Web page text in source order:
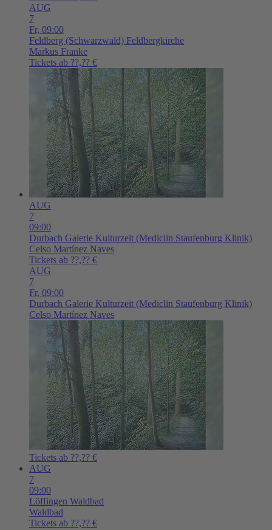
AUG
7
Fr, 09:00
Feldberg (Schwarzwald) Feldbergkirche
Markus Franke
Tickets ab ??,?? €
AUG
7
09:00
Durbach Galerie Kulturzeit (Mediclin Staufenburg Klinik)
Celso Martínez Naves
Tickets ab ??,?? €
AUG
7
Fr, 09:00
Durbach Galerie Kulturzeit (Mediclin Staufenburg Klinik)
Celso Martínez Naves
Tickets ab ??,?? €
AUG
7
09:00
Löffingen Waldbad
Waldbad
Tickets ab ??,?? €